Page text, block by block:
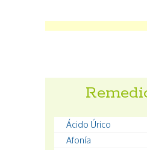
Ácido Úrico
Afonía